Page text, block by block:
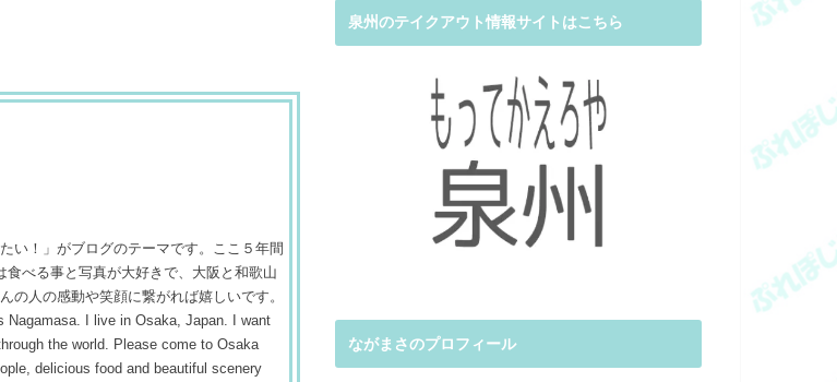
い！」がブログのテーマです。ここ５年間
べる事と写真が大好きで、大阪と和歌山
の人の感動や笑顔に繋がれば嬉しいです。
Nagamasa. I live in Osaka, Japan. I want
the world. Please come to Osaka
delicious food and beautiful scenery
泉州のテイクアウト情報サイトはこちら
ながまさのプロフィール